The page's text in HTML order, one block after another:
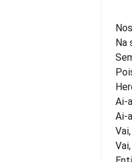
Na
Ai-
Ai-